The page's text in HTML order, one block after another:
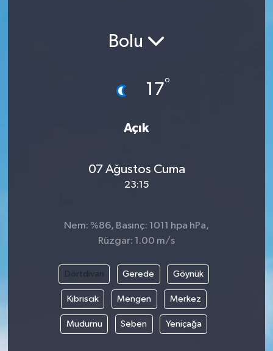
Bolu
17°
Açık
07 Ağustos Cuma
23:15
Nem: %86, Basınç: 1011 hpa hPa,
Rüzgar: 1.00 m/s
Dörtdivan Gerede Göynük
Kıbrıscık Mengen Merkez
Mudurnu Seben Yeniçağa